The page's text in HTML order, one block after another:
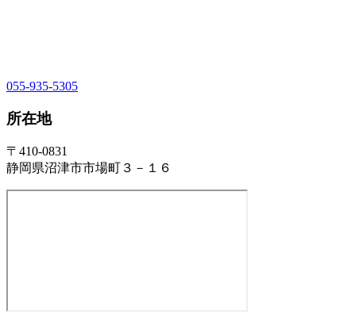
055-935-5305
所在地
〒410-0831
静岡県沼津市市場町３－１６